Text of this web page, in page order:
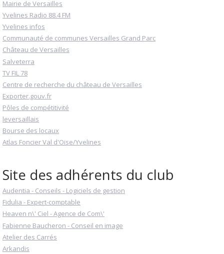
Mairie de Versailles
Yvelines Radio 88.4 FM
Yvelines infos
Communauté de communes Versailles Grand Parc
Château de Versailles
Salveterra
TV FIL 78
Centre de recherche du château de Versailles
Exporter.gouv.fr
Pôles de compétitivité
leversaillais
Bourse des locaux
Atlas Foncier Val d'Oise/Yvelines
Site des adhérents du club
Audentia - Conseils - Logiciels de gestion
Fidulia - Expert-comptable
Heaven n\' Ciel - Agence de Com\'
Fabienne Baucheron - Conseil en image
Atelier des Carrés
Arkandis